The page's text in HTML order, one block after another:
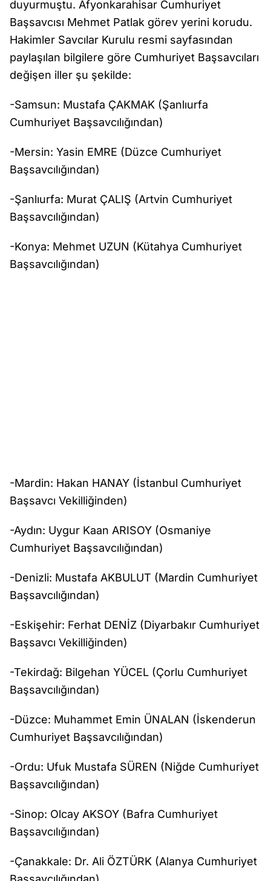
duyurmuştu. Afyonkarahisar Cumhuriyet
Başsavcısı Mehmet Patlak görev yerini korudu.
Hakimler Savcılar Kurulu resmi sayfasından
paylaşılan bilgilere göre Cumhuriyet Başsavcıları
değişen iller şu şekilde:
-Samsun: Mustafa ÇAKMAK (Şanlıurfa
Cumhuriyet Başsavcılığından)
-Mersin: Yasin EMRE (Düzce Cumhuriyet
Başsavcılığından)
-Şanlıurfa: Murat ÇALIŞ (Artvin Cumhuriyet
Başsavcılığından)
-Konya: Mehmet UZUN (Kütahya Cumhuriyet
Başsavcılığından)
-Mardin: Hakan HANAY (İstanbul Cumhuriyet
Başsavcı Vekilliğinden)
-Aydın: Uygur Kaan ARISOY (Osmaniye
Cumhuriyet Başsavcılığından)
-Denizli: Mustafa AKBULUT (Mardin Cumhuriyet
Başsavcılığından)
-Eskişehir: Ferhat DENİZ (Diyarbakır Cumhuriyet
Başsavcı Vekilliğinden)
-Tekirdağ: Bilgehan YÜCEL (Çorlu Cumhuriyet
Başsavcılığından)
-Düzce: Muhammet Emin ÜNALAN (İskenderun
Cumhuriyet Başsavcılığından)
-Ordu: Ufuk Mustafa SÜREN (Niğde Cumhuriyet
Başsavcılığından)
-Sinop: Olcay AKSOY (Bafra Cumhuriyet
Başsavcılığından)
-Çanakkale: Dr. Ali ÖZTÜRK (Alanya Cumhuriyet